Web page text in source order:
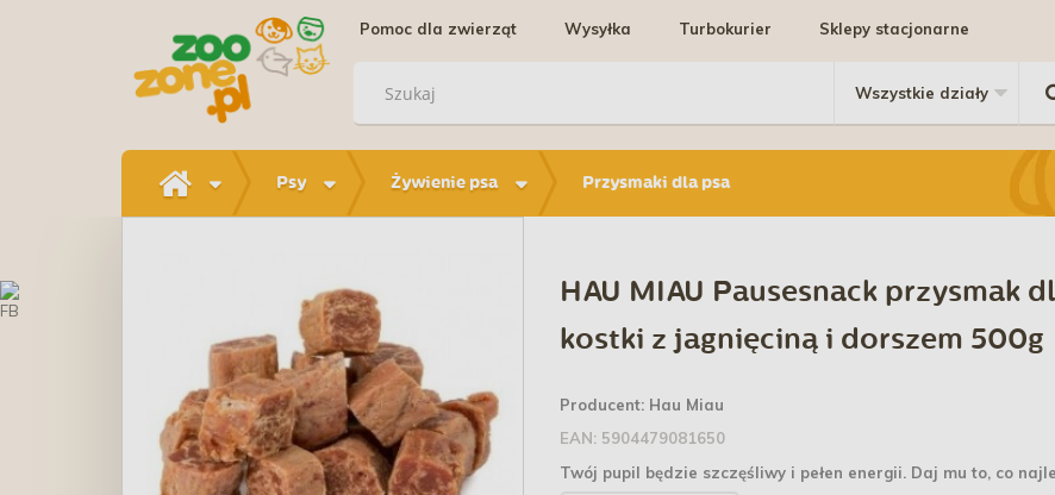
Pomoc dla zwierząt Wysyłka Turbokurier Sklepy stacjonarne
Psy Żywienie psa Przysmaki dla psa
HAU MIAU Pausesnack przysmak
kostki z jagnięciną i dorszem 500g
Producent: Hau Miau
EAN: 5904479081650
Twój pupil będzie szczęśliwy i pełen energii. Daj mu to, co